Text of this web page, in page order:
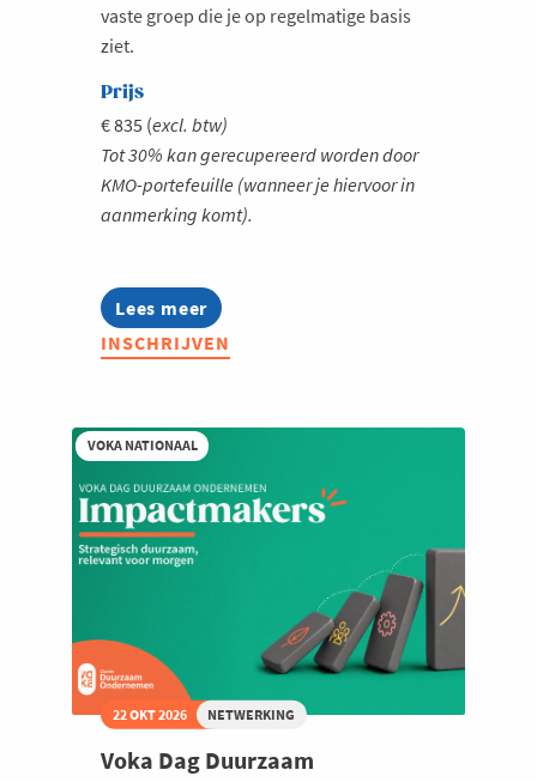
vaste groep die je op regelmatige basis
ziet.
Prijs
€ 835 (excl. btw)
Tot 30% kan gerecupereerd worden door
KMO-portefeuille (wanneer je hiervoor in
aanmerking komt).
Lees meer
about
Lerend
Netwerk
INSCHRIJVEN
VOKA NATIONAAL
22 OKT 2026 NETWERKING
Voka Dag Duurzaam